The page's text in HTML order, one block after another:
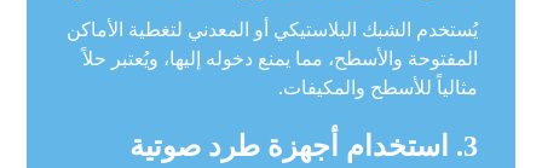
يُستخدم الشبك البلاستيكي أو المعدني لتغطية الأماكن
المفتوحة والأسطح، مما يمنع دخوله إليها، ويُعتبر حلاً
مثالياً للأسطح والمكيفات.
3. استخدام أجهزة طرد صوتية